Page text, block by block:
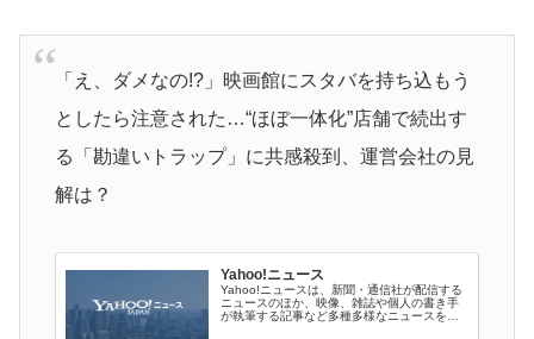
「え、ダメなの!?」映画館にスタバを持ち込もう
としたら注意された…“ほぼ一体化”店舗で続出す
る「勘違いトラップ」に共感殺到、運営会社の見
解は？
Yahoo!ニュース
Yahoo!ニュースは、新聞・通信社が配信する
ニュースのほか、映像、雑誌や個人の書き手
が執筆する記事など多種多様なニュースを掲